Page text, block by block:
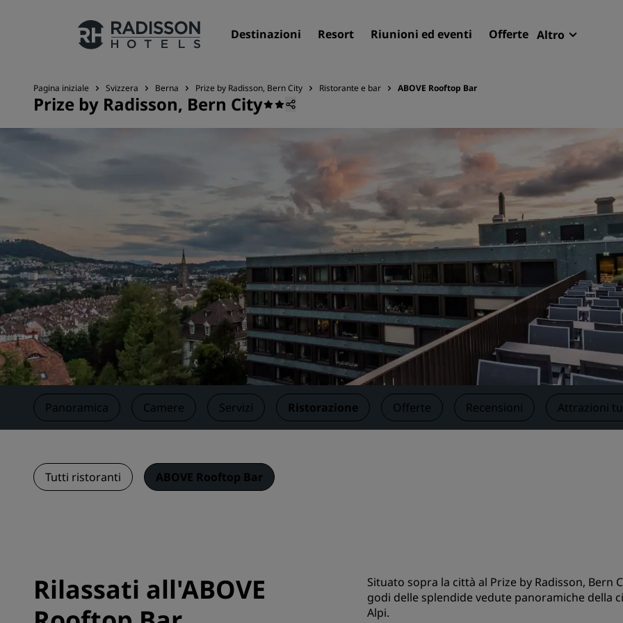
Destinazioni Resort Riunioni ed eventi Offerte Altro
I nostri Marchi
Marchi affiliati in Cina
Resort
Residence
Hotel aeroportuali
Hotel nuovi e di prossima
apertura
Meeting ed eventi
Scopri Radisson Meetings
Prenota uno spazio per
Richiedi un preventivo
Destinazioni per eventi
Soluzioni di settore
Cerca voli
App Radisson Hotels
Pagina iniziale Svizzera Berna Prize by Radisson, Bern City Ristorante e bar ABOVE Rooftop Bar
Prize by Radisson, Bern City
Panoramica Camere Servizi Ristorazione Offerte Recensioni Attrazioni
Tutti ristoranti ABOVE Rooftop Bar
Rilassati all'ABOVE
Situato sopra la città al Prize by Radisson, Bern
godi delle splendide vedute panoramiche della
Alpi.